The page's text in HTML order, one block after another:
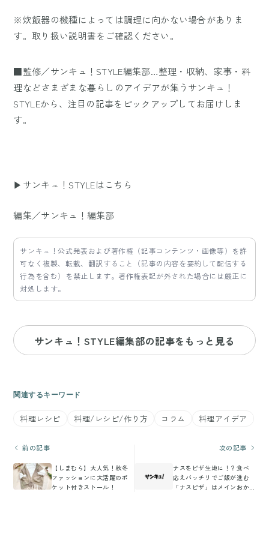
※炊飯器の機種によっては調理に向かない場合がありま
す。取り扱い説明書をご確認ください。
■監修／サンキュ！STYLE編集部…整理・収納、家事・料
理などさまざまな暮らしのアイデアが集うサンキュ！
STYLEから、注目の記事をピックアップしてお届けしま
す。
▶サンキュ！STYLEはこちら
編集／サンキュ！編集部
サンキュ！公式発表および著作権（記事コンテンツ・画像等）を許
可なく複製、転載、翻訳すること（記事の内容を要約して配信する
行為を含む）を禁止します。著作権表記が外された場合には厳正に
対処します。
サンキュ！STYLE編集部の記事をもっと見る
関連するキーワード
料理レシピ 料理/レシピ/作り方 コラム 料理アイデア
前の記事
【しまむら】大人気！秋冬
ファッションに大活躍のポ
ケット付きストール！
次の記事
ナスをピザ生地に！？食べ
応えバッチリでご飯が進む
「ナスピザ」はメインおか